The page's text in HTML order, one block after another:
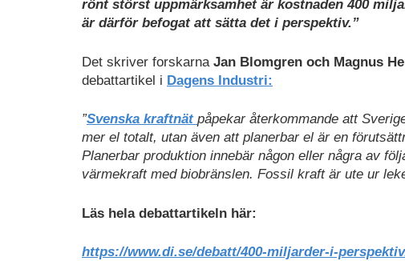
rönt störst uppmärksamhet är kostnaden 400
är därför befogat att sätta det i perspektiv.”
Det skriver forskarna Jan Blomgren och Magnus
debattartikel i Dagens Industri:
”Svenska kraftnät påpekar återkommande att
mer el totalt, utan även att planerbar el är en
Planerbar produktion innebär någon eller några av
värmekraft med biobränslen. Fossil kraft är ute ur
Läs hela debattartikeln här:
https://www.di.se/debatt/400-miljarder-i-